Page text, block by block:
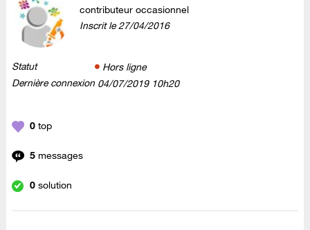
contributeur occasionnel
Inscrit le‎27/04/2016
Statut
Hors ligne
Dernière connexion ‎04/07/2019 10h20
0 top
5 messages
0 solution